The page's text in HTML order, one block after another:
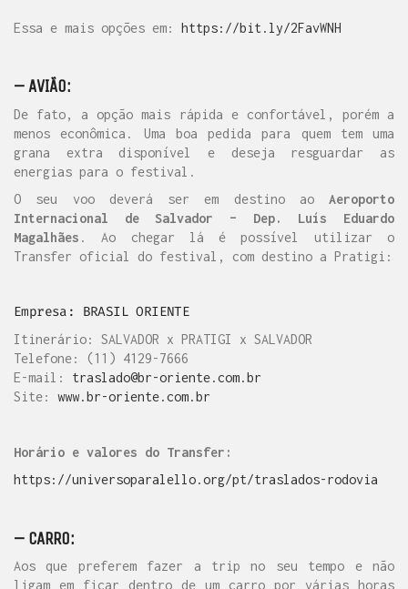
Essa e mais opções em: https://bit.ly/2FavWNH
– AVIÃO:
De fato, a opção mais rápida e confortável, porém a
menos econômica. Uma boa pedida para quem tem uma
grana extra disponível e deseja resguardar as
energias para o festival.
O seu voo deverá ser em destino ao Aeroporto
Internacional de Salvador – Dep. Luís Eduardo
Magalhães . Ao chegar lá é possível utilizar o
Transfer oficial do festival, com destino a Pratigi:
Empresa: BRASIL ORIENTE
Itinerário: SALVADOR x PRATIGI x SALVADOR
Telefone: (11) 4129-7666
E-mail: traslado@br-oriente.com.br
Site: www.br-oriente.com.br
Horário e valores do Transfer:
https://universoparalello.org/pt/traslados-rodovia
– CARRO:
Aos que preferem fazer a trip no seu tempo e não
ligam em ficar dentro de um carro por várias horas